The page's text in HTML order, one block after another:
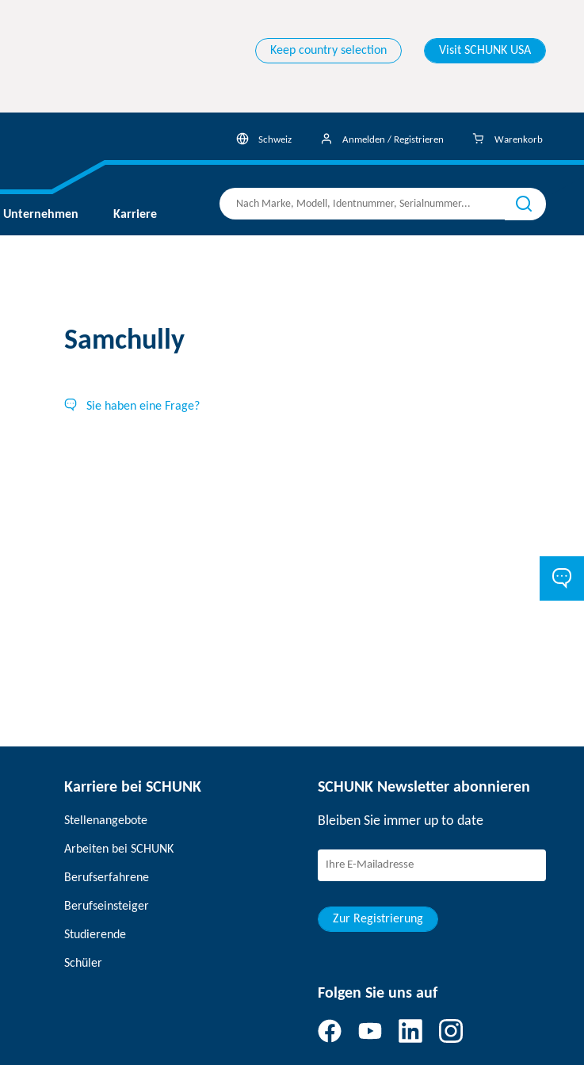
Keep country selection Visit SCHUNK USA
Schweiz Anmelden / Registrieren Warenkorb
Unternehmen Karriere
Samchully
Sie haben eine Frage?
Karriere bei SCHUNK
Stellenangebote
Arbeiten bei SCHUNK
Berufserfahrene
Berufseinsteiger
Studierende
Schüler
SCHUNK Newsletter abonnieren
Bleiben Sie immer up to date
Zur Registrierung
Folgen Sie uns auf